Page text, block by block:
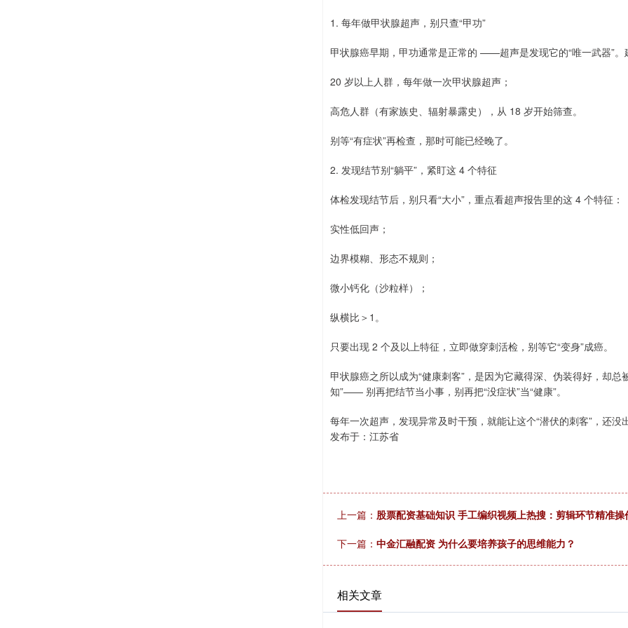
1. 每年做甲状腺超声，别只查“甲功”
甲状腺癌早期，甲功通常是正常的 ——超声是发现它的“唯一武器”。
20 岁以上人群，每年做一次甲状腺超声；
高危人群（有家族史、辐射暴露史），从 18 岁开始筛查。
别等“有症状”再检查，那时可能已经晚了。
2. 发现结节别“躺平”，紧盯这 4 个特征
体检发现结节后，别只看“大小”，重点看超声报告里的这 4 个特征：
实性低回声；
边界模糊、形态不规则；
微小钙化（沙粒样）；
纵横比＞1。
只要出现 2 个及以上特征，立即做穿刺活检，别等它“变身”成癌。
甲状腺癌之所以成为“健康刺客”，是因为它藏得深、伪装得好，却
知”—— 别再把结节当小事，别再把“没症状”当“健康”。
每年一次超声，发现异常及时干预，就能让这个“潜伏的刺客”，还没
发布于：江苏省
上一篇： 股票配资基础知识 手工编织视频上热搜：剪辑环节精准操
下一篇： 中金汇融配资 为什么要培养孩子的思维能力？
相关文章